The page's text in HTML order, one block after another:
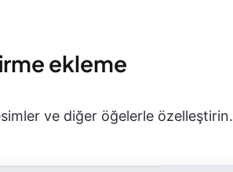
ekleme
ve diğer öğelerle özelleştirin.